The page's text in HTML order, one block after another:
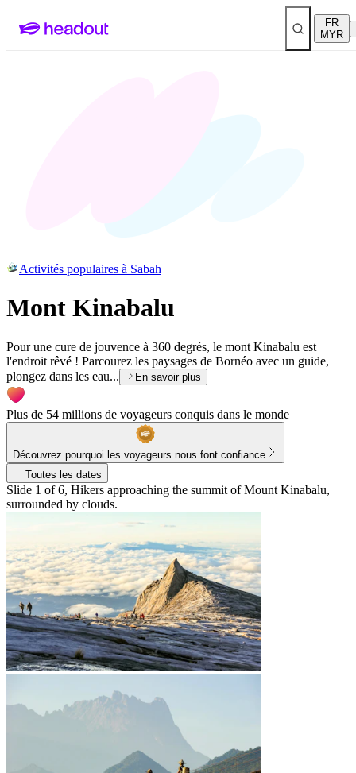
FR
MYR
Activités populaires à Sabah
Mont Kinabalu
Pour une cure de jouvence à 360 degrés, le mont Kinabalu est
l'endroit rêvé ! Parcourez les paysages de Bornéo avec un guide,
plongez dans les eau...
En savoir plus
Plus de 54 millions de voyageurs conquis dans le monde
Découvrez pourquoi les voyageurs nous font confiance
Toutes les dates
Slide 1 of 6, Hikers approaching the summit of Mount Kinabalu,
surrounded by clouds.